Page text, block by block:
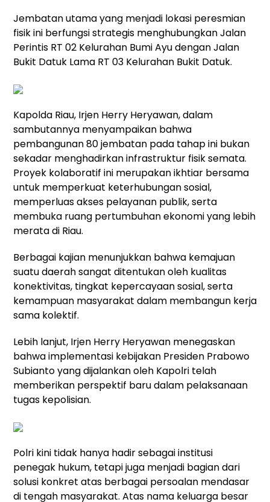
Jembatan utama yang menjadi lokasi peresmian
fisik ini berfungsi strategis menghubungkan Jalan
Perintis RT 02 Kelurahan Bumi Ayu dengan Jalan
Bukit Datuk Lama RT 03 Kelurahan Bukit Datuk.
Kapolda Riau, Irjen Herry Heryawan, dalam
sambutannya menyampaikan bahwa
pembangunan 80 jembatan pada tahap ini bukan
sekadar menghadirkan infrastruktur fisik semata.
Proyek kolaboratif ini merupakan ikhtiar bersama
untuk memperkuat keterhubungan sosial,
memperluas akses pelayanan publik, serta
membuka ruang pertumbuhan ekonomi yang lebih
merata di Riau.
Berbagai kajian menunjukkan bahwa kemajuan
suatu daerah sangat ditentukan oleh kualitas
konektivitas, tingkat kepercayaan sosial, serta
kemampuan masyarakat dalam membangun kerja
sama kolektif.
Lebih lanjut, Irjen Herry Heryawan menegaskan
bahwa implementasi kebijakan Presiden Prabowo
Subianto yang dijalankan oleh Kapolri telah
memberikan perspektif baru dalam pelaksanaan
tugas kepolisian.
Polri kini tidak hanya hadir sebagai institusi
penegak hukum, tetapi juga menjadi bagian dari
solusi konkret atas berbagai persoalan mendasar
di tengah masyarakat. Atas nama keluarga besar